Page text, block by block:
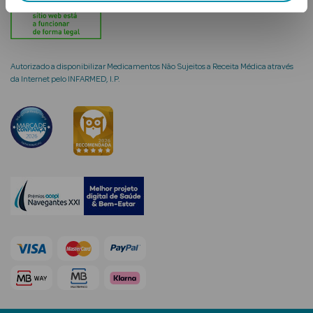
Solares
Autorizado a disponibilizar Medicamentos Não Sujeitos a Receita Médica através
da Internet pelo INFARMED, I.P.